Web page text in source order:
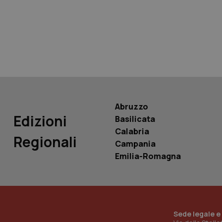
Edizioni
Regionali
Abruzzo
Basilicata
Calabria
Campania
Emilia-Romagna
Sede legale
_ga_KM60CM4NPH